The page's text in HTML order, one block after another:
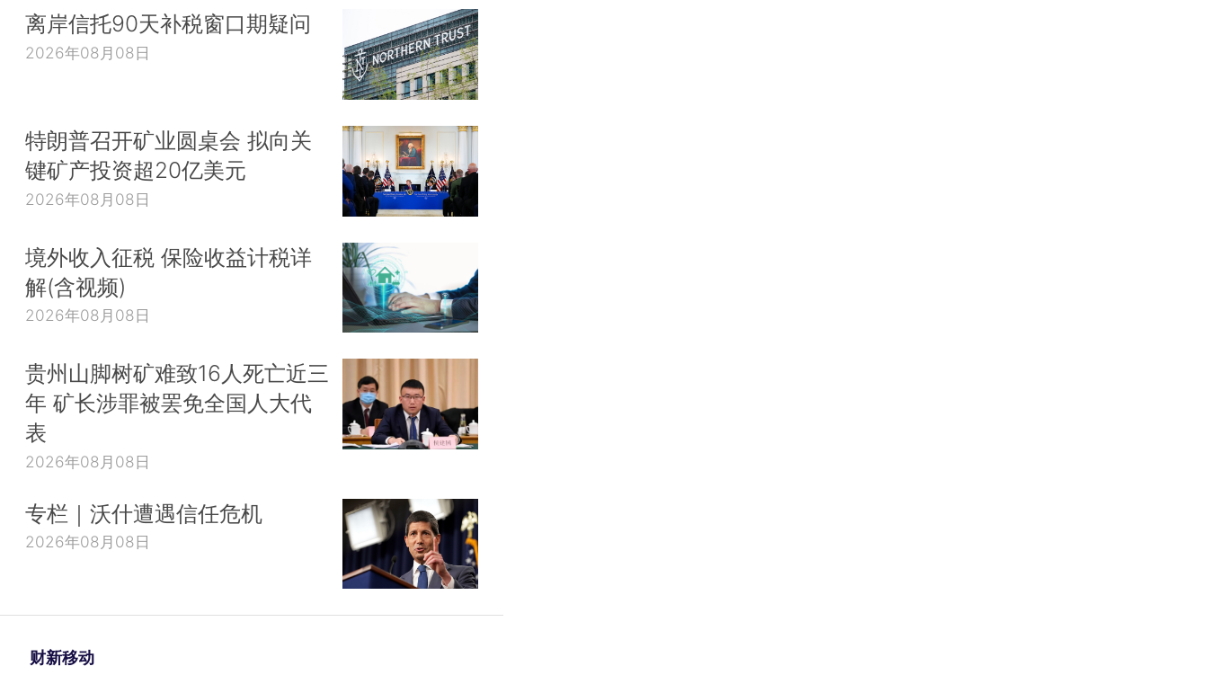
离岸信托90天补税窗口期疑问
2026年08月08日
特朗普召开矿业圆桌会 拟向关
键矿产投资超20亿美元
2026年08月08日
境外收入征税 保险收益计税详
解(含视频)
2026年08月08日
贵州山脚树矿难致16人死亡近三
年 矿长涉罪被罢免全国人大代
表
2026年08月08日
专栏｜沃什遭遇信任危机
2026年08月08日
财新移动